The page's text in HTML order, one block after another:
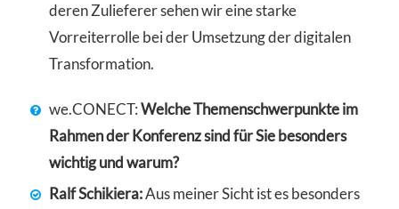
deren Zulieferer sehen wir eine starke
Vorreiterrolle bei der Umsetzung der digitalen
Transformation.
we.CONECT:Welche Themenschwerpunkte im
Rahmen der Konferenz sind für Sie besonders
wichtig und warum?
Ralf Schikiera:Aus meiner Sicht ist es besonders